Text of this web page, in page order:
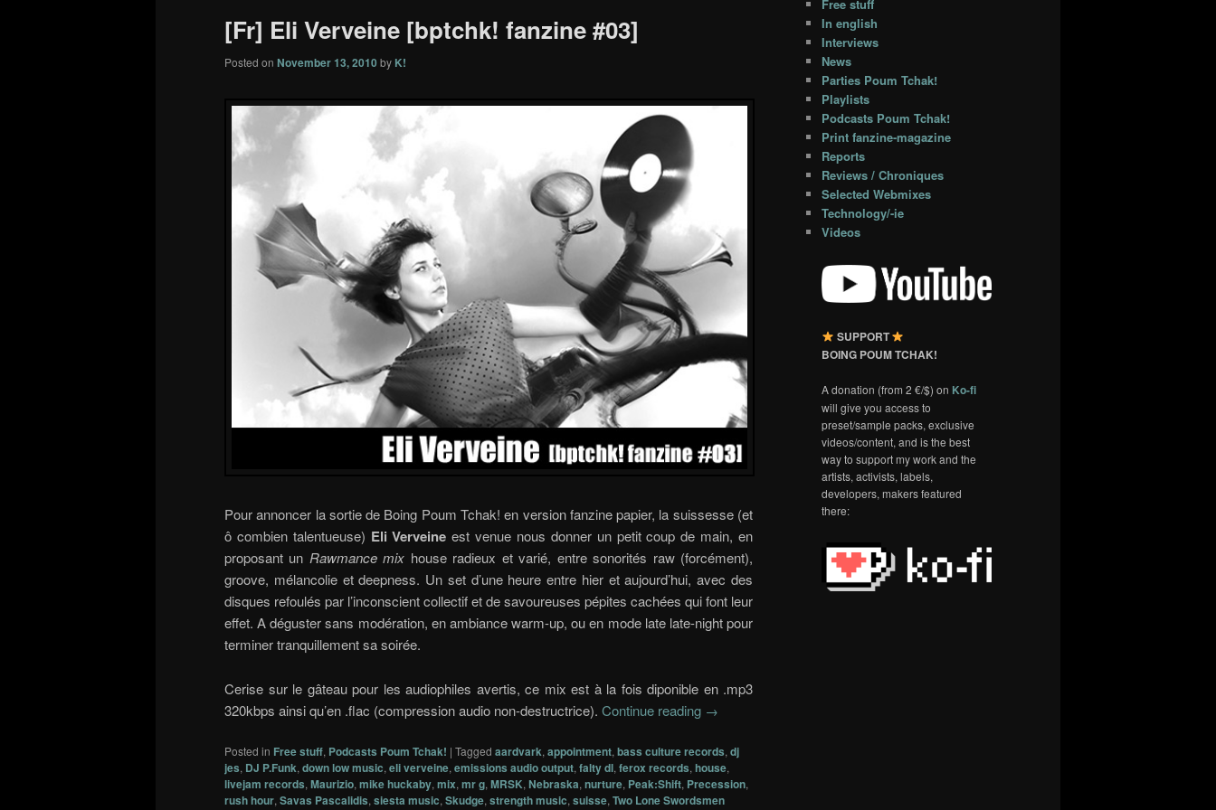
[Fr] Eli Verveine [bptchk! fanzine #03]
Posted on November 13, 2010 by K!
Pour annoncer la sortie de Boing Poum Tchak! en version fanzine papier, la suissesse (et
ô combien talentueuse) Eli Verveine est venue nous donner un petit coup de main, en
proposant un Rawmance mix house radieux et varié, entre sonorités raw (forcément),
groove, mélancolie et deepness. Un set d’une heure entre hier et aujourd’hui, avec des
disques refoulés par l’inconscient collectif et de savoureuses pépites cachées qui font leur
effet. A déguster sans modération, en ambiance warm-up, ou en mode late late-night pour
terminer tranquillement sa soirée.
Cerise sur le gâteau pour les audiophiles avertis, ce mix est à la fois diponible en .mp3
320kbps ainsi qu’en .flac (compression audio non-destructrice). Continue reading →
Posted in Free stuff, Podcasts Poum Tchak! | Tagged aardvark, appointment, bass culture records, dj
jes, DJ P.Funk, down low music, eli verveine, emissions audio output, falty dl, ferox records, house,
livejam records, Maurizio, mike huckaby, mix, mr g, MRSK, Nebraska, nurture, Peak:Shift, Precession,
rush hour, Savas Pascalidis, siesta music, Skudge, strength music, suisse, Two Lone Swordsmen
Free stuff
In english
Interviews
News
Parties Poum Tchak!
Playlists
Podcasts Poum Tchak!
Print fanzine-magazine
Reports
Reviews / Chroniques
Selected Webmixes
Technology/-ie
Videos
SUPPORT
BOING POUM TCHAK!
A donation (from 2 €/$) on Ko-fi
will give you access to
preset/sample packs, exclusive
videos/content, and is the best
way to support my work and the
artists, activists, labels,
developers, makers featured
there: